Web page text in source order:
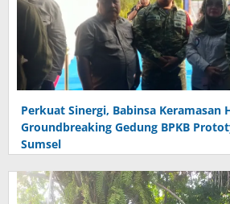
Perkuat Sinergi, Babinsa Keramasan
Groundbreaking Gedung BPKB
Sumsel